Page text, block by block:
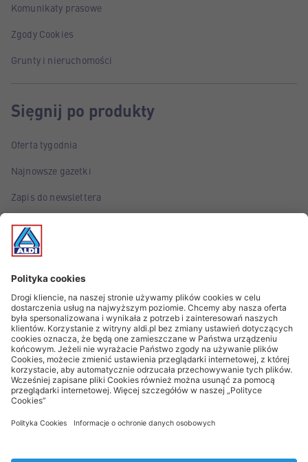
Komunikaty prasowe
Zgody Cookies
Grunty i nieruchomości
Sięgnij po produkty
Oferta tygodnia
Najnowsze gazetki
Zapis do newslettera
Poznaj marki własne ALDI
Śledź wydarzenia!
Informacje z gwiazdką oraz Ważne informacje prawne
Znak AI* oznacza, że grafiki były przygotowane przy wsparciu
AI